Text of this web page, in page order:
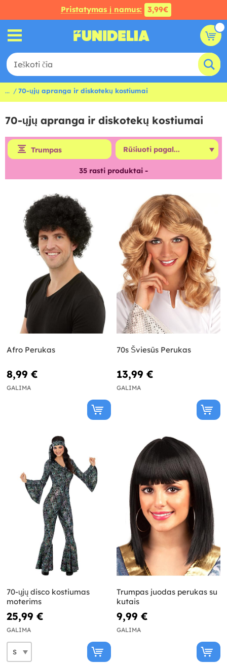
Pristatymas į namus: 3,99€
... 70-ųjų apranga ir diskotekų kostiumai
70-ųjų apranga ir diskotekų kostiumai
Trumpas
35 rasti produktai -
Afro Perukas
8,99 €
GALIMA
70s Šviesūs Perukas
13,99 €
GALIMA
70-ųjų disco kostiumas
moterims
25,99 €
GALIMA
Trumpas juodas perukas su
kutais
9,99 €
GALIMA